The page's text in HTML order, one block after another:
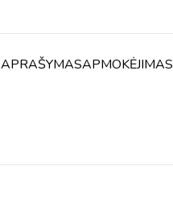
APRAŠYMASAPMOKĖJIMAS